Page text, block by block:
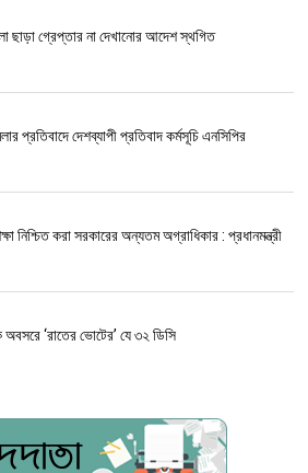
ছাড়া গ্রেপ্তার না দেখানোর আদেশ স্থগিত
প্রতিবাদে দেশব্যাপী প্রতিবাদ কর্মসূচি এনসিপির
নিশ্চিত করা সরকারের অন্যতম অগ্রাধিকার : প্রধানমন্ত্রী
‘রাতের ভোটের’ যে ৩২ ডিসি